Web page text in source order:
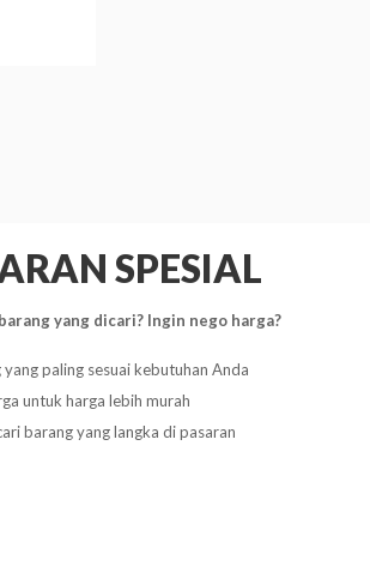
SPESIAL
yang dicari? Ingin nego harga?
paling sesuai kebutuhan Anda
untuk harga lebih murah
barang yang langka di pasaran